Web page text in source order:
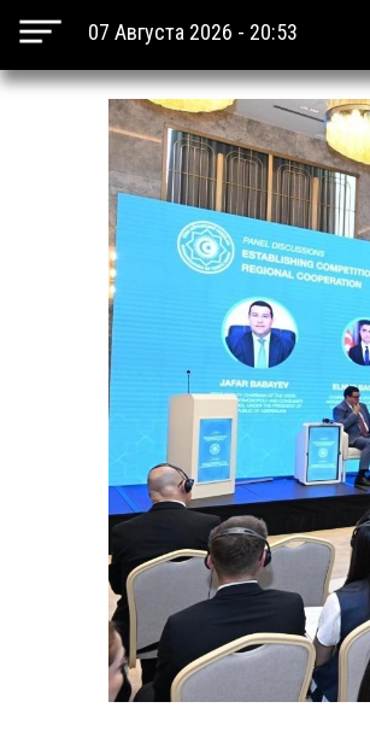
07 Августа 2026 - 20:53